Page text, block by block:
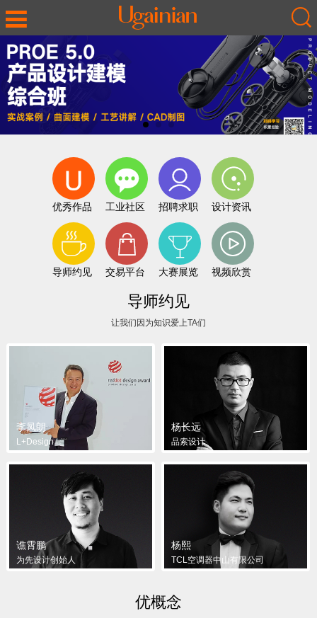
优秀作品 工业社区 招聘求职 设计资讯
导师约见 交易平台 大赛展览 视频欣赏
导师约见
让我们因为知识爱上TA们
李凤朗
L+Design
杨长远
品索设计
谯霄鹏
为先设计创始人
杨熙
TCL空调器中山有限公司
优概念